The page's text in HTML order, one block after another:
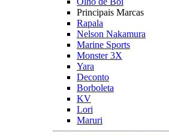
Principais Marcas
Rapala
Nelson Nakamura
Marine Sports
Monster 3X
Yara
Deconto
Borboleta
KV
Lori
Maruri